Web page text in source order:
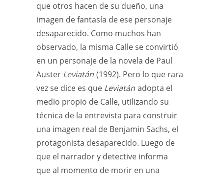
que otros hacen de su dueño, una
imagen de fantasía de ese personaje
desaparecido. Como muchos han
observado, la misma Calle se convirtió
en un personaje de la novela de Paul
Auster Leviatán (1992). Pero lo que rara
vez se dice es que Leviatán adopta el
medio propio de Calle, utilizando su
técnica de la entrevista para construir
una imagen real de Benjamin Sachs, el
protagonista desaparecido. Luego de
que el narrador y detective informa
que al momento de morir en una